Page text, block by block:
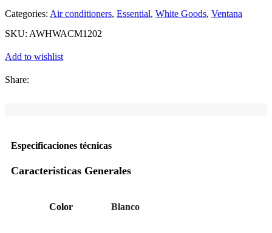
Categories: Air conditioners, Essential, White Goods, Ventana
SKU: AWHWACM1202
Add to wishlist
Share:
Especificaciones técnicas
Caracteristicas Generales
Color Blanco